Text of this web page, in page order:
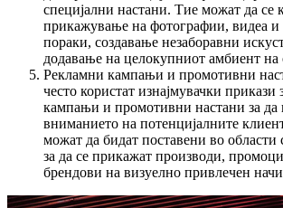
специјални настани. Тие можат да се
прикажување на фотографии, видеа и
пораки, создавање незаборавни
додавање на целокупниот амбиент на
Рекламни кампањи и промотивни
често користат изнајмувачки прикази
кампањи и промотивни настани за да
вниманието на потенцијалните
можат да бидат поставени во области
за да се прикажат производи,
брендови на визуелно привлечен